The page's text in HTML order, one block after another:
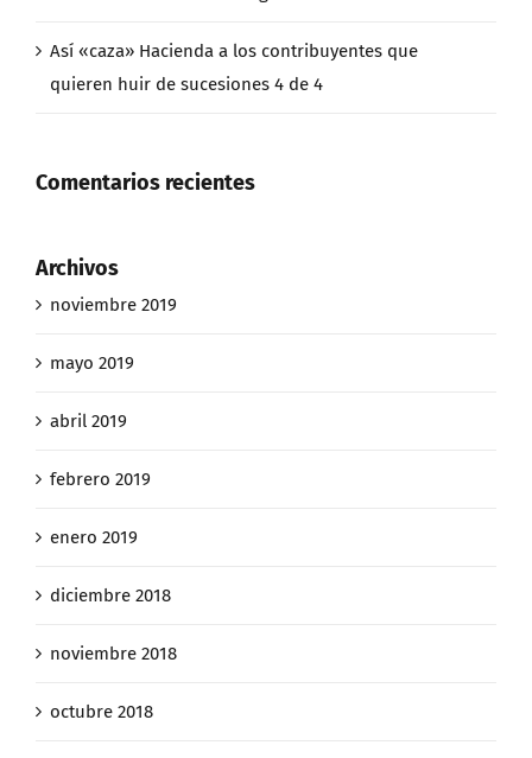
Así «caza» Hacienda a los contribuyentes que
quieren huir de sucesiones 4 de 4
Comentarios recientes
Archivos
noviembre 2019
mayo 2019
abril 2019
febrero 2019
enero 2019
diciembre 2018
noviembre 2018
octubre 2018